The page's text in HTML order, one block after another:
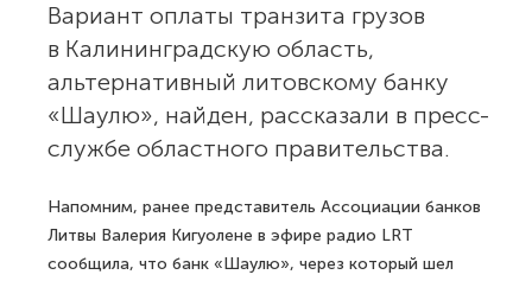
Вариант оплаты транзита грузов
в Калининградскую область,
альтернативный литовскому банку
«Шаулю», найден, рассказали в пресс-
службе областного правительства.
Напомним, ранее представитель Ассоциации банков
Литвы Валерия Кигуолене в эфире радио LRT
сообщила, что банк «Шаулю», через который шел